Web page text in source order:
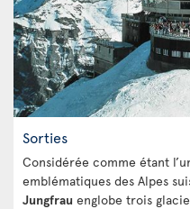
Sorties
Considérée comme étant
emblématiques des Alpes
Jungfrau englobe trois